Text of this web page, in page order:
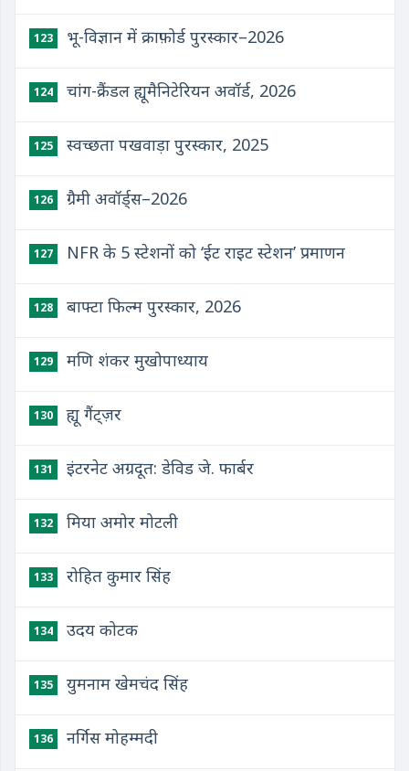
123 भू-विज्ञान में क्राफ़ोर्ड पुरस्कार–2026
124 चांग-क्रैंडल ह्यूमैनिटेरियन अवॉर्ड, 2026
125 स्वच्छता पखवाड़ा पुरस्कार, 2025
126 ग्रैमी अवॉर्ड्स–2026
127 NFR के 5 स्टेशनों को ‘ईट राइट स्टेशन’ प्रमाणन
128 बाफ्टा फिल्म पुरस्कार, 2026
129 मणि शंकर मुखोपाध्याय
130 ह्यू गैंट्ज़र
131 इंटरनेट अग्रदूत: डेविड जे. फार्बर
132 मिया अमोर मोटली
133 रोहित कुमार सिंह
134 उदय कोटक
135 युमनाम खेमचंद सिंह
136 नर्गिस मोहम्मदी